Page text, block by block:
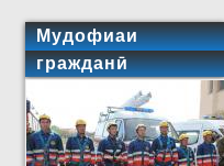
Мудофиаи
гражданӣ